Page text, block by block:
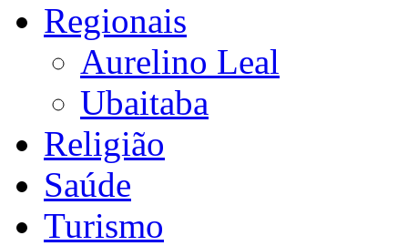
Regionais
Aurelino Leal
Ubaitaba
Religião
Saúde
Turismo